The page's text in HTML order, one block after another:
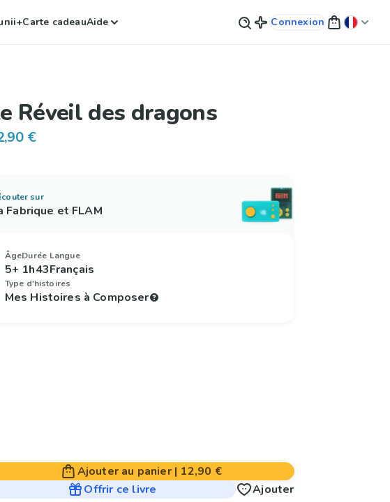
Carte cadeauAide Connexion
Réveil des dragons
€
sur
Fabrique et FLAM
Âge
5+
Durée
1h43
Langue
Français
Type d'histoires
Mes Histoires à Composer
Ajouter au panier| 12,90 €
Offrir ce livre
Ajouter